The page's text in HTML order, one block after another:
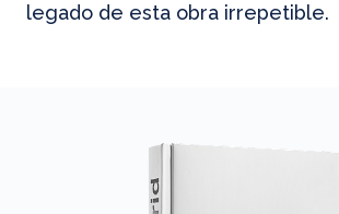
legado de esta obra irrepetible.